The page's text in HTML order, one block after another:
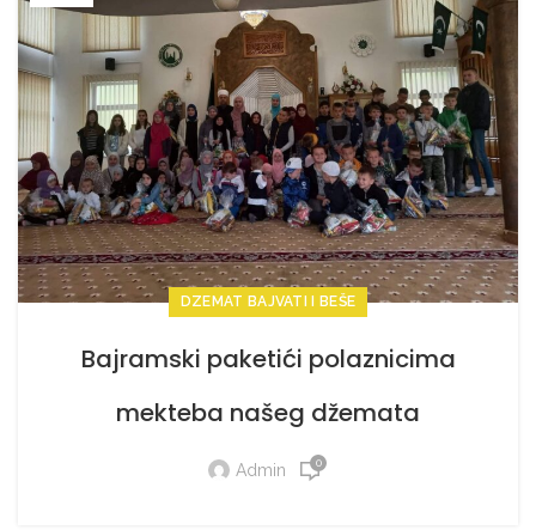
DZEMAT BAJVATI I BEŠE
Bajramski paketići polaznicima
mekteba našeg džemata
Admin 0